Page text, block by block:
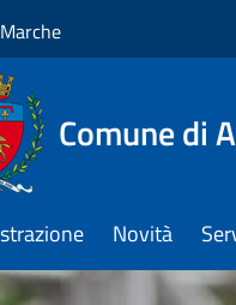
Comune di
Novità